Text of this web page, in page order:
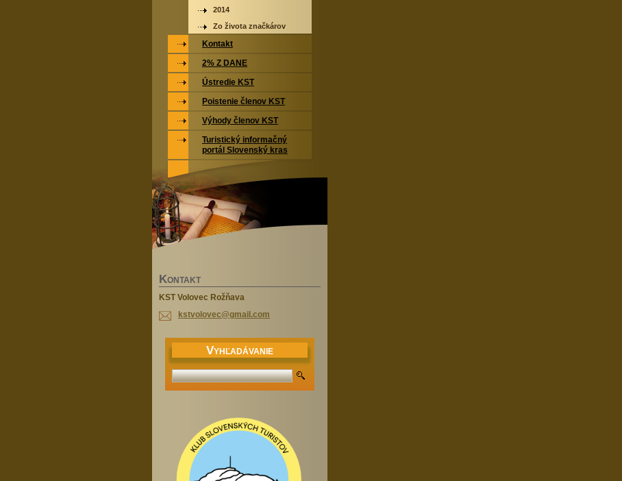
2014
Zo života značkárov
Kontakt
2% Z DANE
Ústredie KST
Poistenie členov KST
Výhody členov KST
Turistický informačný
portál Slovenský kras
KONTAKT
KST Volovec Rožňava
kstvolovec@gmail .com
VYHĽADÁVANIE